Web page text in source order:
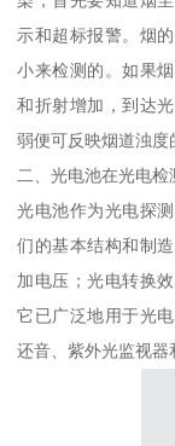
示和超标报警。烟
小来检测的。如果
和折射增加，到达
弱便可反映烟道浊度
二、光电池在光电
光电池作为光电探
们的基本结构和制
加电压；光电转换
它已广泛地用于光
还音、紫外光监视器